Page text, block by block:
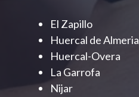
El Zapillo
Huercal de Almeria
Huercal-Overa
La Garrofa
Nijar